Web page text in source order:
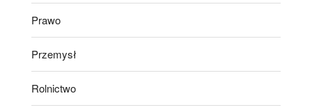
Prawo
Przemysł
Rolnictwo